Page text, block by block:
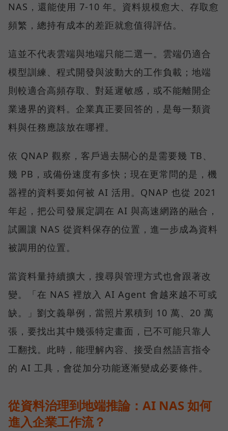
NAS，還能使用 7-10 年。資料規模愈大、存取愈
頻繁，總持有成本的差距就愈值得評估。
這並不代表雲端與地端只能二選一。雲端仍適合
模型訓練、程式開發與波動大的工作負載；地端
則較適合高頻存取、對延遲敏感，或不能離開企
業邊界的資料。企業真正要回答的，是每一類資
料與任務應該放在哪裡。
依 QNAP 觀察，客戶過去關心的是需要幾 TB、
幾 PB，或備份速度有多快；現在更常問的是，機
器裡的資料要如何被 AI 活用。QNAP 也從 2021
年起，把公司發展定調在 AI 與高速網路的融合，
試圖讓 NAS 從資料保存的位置，進一步成為資料
被調用的位置。
當資料量持續擴大，搜尋與管理方式也會跟著改
變。「在 NAS 裡放入 AI Agent 會越來越不可或
缺。」劉文義舉例，當照片累積到 10 萬、20 萬
張，要找出其中幾張特定畫面，已不可能只靠人
工翻找。此時，能理解內容、接受自然語言指令
的 AI 工具，會從加分功能逐漸變成必要條件。
從資料治理到地端推論：AI NAS 如何
進入企業工作流？